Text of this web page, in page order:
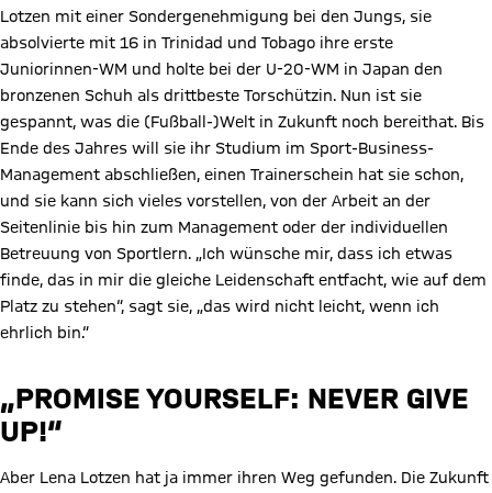
Lotzen mit einer Sondergenehmigung bei den Jungs, sie
absolvierte mit 16 in Trinidad und Tobago ihre erste
Juniorinnen-WM und holte bei der U-20-WM in Japan den
bronzenen Schuh als drittbeste Torschützin. Nun ist sie
gespannt, was die (Fußball-)Welt in Zukunft noch bereithat. Bis
Ende des Jahres will sie ihr Studium im Sport-Business-
Management abschließen, einen Trainerschein hat sie schon,
und sie kann sich vieles vorstellen, von der Arbeit an der
Seitenlinie bis hin zum Management oder der individuellen
Betreuung von Sportlern. „Ich wünsche mir, dass ich etwas
finde, das in mir die gleiche Leidenschaft entfacht, wie auf dem
Platz zu stehen“, sagt sie, „das wird nicht leicht, wenn ich
ehrlich bin.“
„PROMISE YOURSELF: NEVER GIVE
UP!“
Aber Lena Lotzen hat ja immer ihren Weg gefunden. Die Zukunft